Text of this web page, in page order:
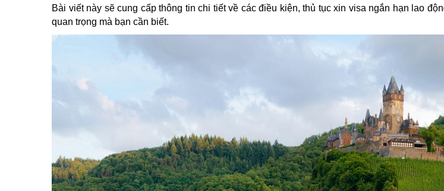
Bài viết này sẽ cung cấp thông tin chi tiết về các điều kiện, thủ tục xin visa ngắn hạn lao
quan trọng mà bạn cần biết.